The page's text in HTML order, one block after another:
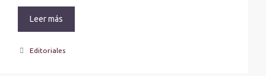
Leer más
Categories
Editoriales